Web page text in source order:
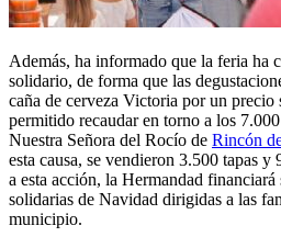
Además, ha informado que la feria ha
solidario, de forma que las
caña de cerveza Victoria por un precio
permitido recaudar en torno a los
Nuestra Señora del Rocío de Rincón
esta causa, se vendieron 3.500 tapas
a esta acción, la Hermandad financiará
solidarias de Navidad dirigidas a las
municipio.